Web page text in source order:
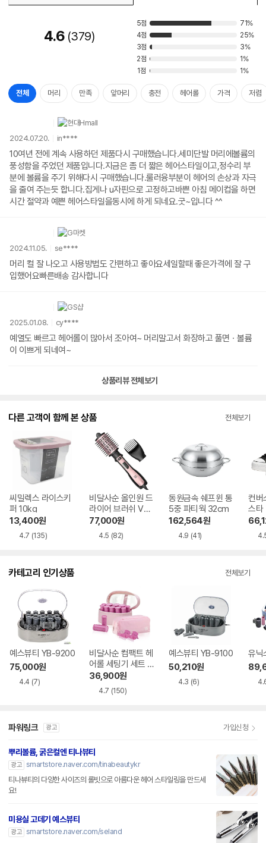
4.6 379
5점
71%
4점
25%
3점
3%
2점
1%
1점
1%
전체 머리 만족 앞머리 충전 헤어롤 가격 저렴
2024.07.20. in****
10여년 전에 계속 사용하던 제품다시 구매했습니다.세미단발 머리에볼륨의
풍성함을 주었던 제품입니다.지금은 좀 더 짧은 헤어스타일이고,정수리 부
분에 볼륨을 주기 위해다시 구매했습니다.룰러융부분이 헤어의 손상과 자극
을 줄여 주는듯 합니다.집게나 u자핀으로 고정하고바쁜 아침 메이컵을 하면
시간 절약과 예쁜 헤어스타일을동시에 하게 되네요.굿~입니다 ^^
2024.11.05. se****
머리 컬 잘 나오고 사용방법도 간편하고 좋아요세일할때 좋은가격에 잘 구
입했어요빠른배송 감사합니다
2025.01.08. cy****
예열도 빠르고 헤어롤이 많아서 조아여~ 머리말고서 화장하고 풀면ㆍ볼륨
이 이쁘게 되네여~
상품리뷰 전체보기
다른 고객이 함께 본 상품 전체보기
씨밀렉스 라이스키
퍼 10kg
13,400원
4.7 (135)
비달사순 올인원 드
라이어 브러쉬 VSA
S117K
77,000원
4.5 (82)
동원금속 쉐프윈 통
5중 파티웍 32cm
162,564원
4.9 (41)
컨버
스타
카테고리 인기상품 전체보기
예스뷰티 YB-9200
75,000원
4.4 (7)
비달사순 컴팩트 헤
어롤 세팅기 세트 V
SHS10BK
36,900원
4.7 (150)
예스뷰티 YB-9100
50,210원
4.3 (6)
유
파워링크 광고 가입신청
뿌리볼륨, 굵은컬엔 티나뷰티
광고 smartstore.naver.com/tinabeautykr
티나뷰티의 다양한 사이즈의 롤빗으로 아름다운 헤어 스타일링을 만드세
요!
미용실 고데기 예스뷰티
광고 smartstore.naver.com/seland